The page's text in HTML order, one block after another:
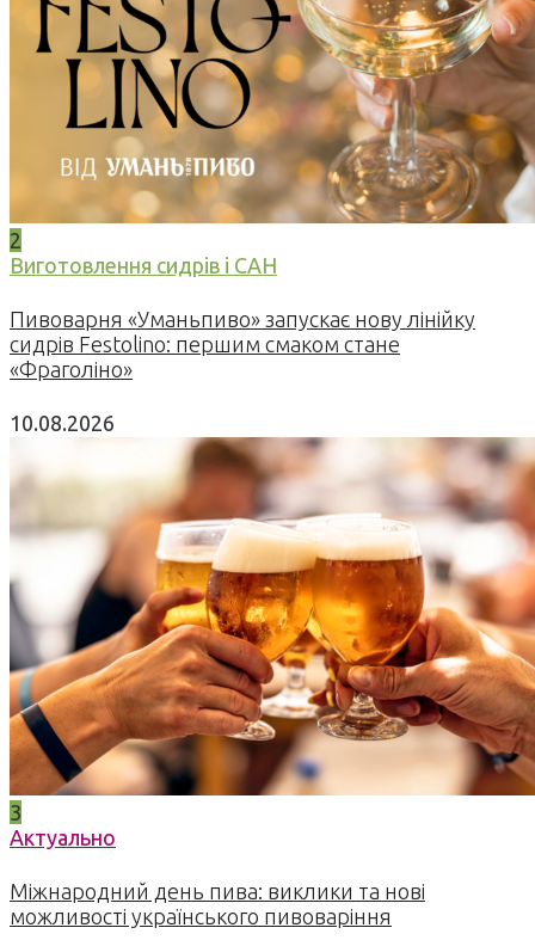
2
Виготовлення сидрів і САН
Пивоварня «Уманьпиво» запускає нову лінійку
сидрів Festolino: першим смаком стане
«Фраголіно»
10.08.2026
3
Актуально
Міжнародний день пива: виклики та нові
можливості українського пивоваріння